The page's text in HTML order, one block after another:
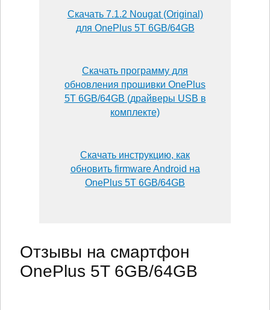
Скачать 7.1.2 Nougat (Original)
для OnePlus 5T 6GB/64GB
Скачать программу для
обновления прошивки OnePlus
5T 6GB/64GB (драйверы USB в
комплекте)
Скачать инструкцию, как
обновить firmware Android на
OnePlus 5T 6GB/64GB
Отзывы на смартфон
OnePlus 5T 6GB/64GB